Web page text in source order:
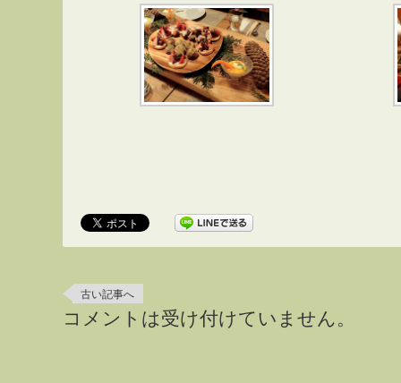
古い記事へ
コメントは受け付けていません。